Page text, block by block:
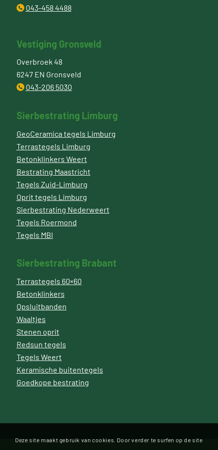
043-458 4488
Vestiging Gronsveld
Overbroek 48
6247 EN Gronsveld
043-206 5030
Sierbestrating Limburg
GeoCeramica tegels Limburg
Terrastegels Limburg
Betonklinkers Weert
Bestrating Maastricht
Tegels Zuid-Limburg
Oprit tegels Limburg
Sierbestrating Nederweert
Tegels Roermond
Tegels MBI
Sierbestrating Brabant
Terrastegels 60×60
Betonklinkers
Opsluitbanden
Waaltjes
Stenen oprit
Redsun tegels
Tegels Weert
Keramische buitentegels
Goedkope bestrating
Deze site maakt gebruik van cookies. Door verder te surfen op de site